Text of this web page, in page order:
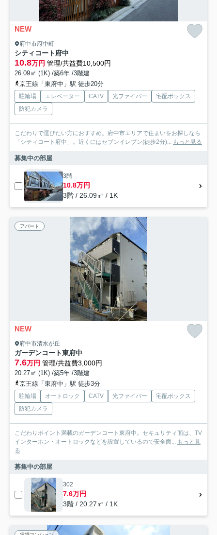
NEW
府中市府中町
シティコート府中
10.8万円 管理/共益費10,500円
26.09㎡ (1K) /築6年 /3階建
京王線「東府中」駅 徒歩20分
駐輪場 エレベーター CATV 光ファイバー
宅配ボックス
防犯カメラ
こだわりで選びたい方におすすめ。府中市エリアで住まいをお探しなら
「シティコート府中」。近くにはセブンイレブン(徒歩2分)... もっと見る
募集中の部屋
3階
10.8万円
3階 / 26.09㎡ / 1K
アパート
NEW
府中市清水が丘
ガーデンコート東府中
7.6万円 管理/共益費3,000円
20.27㎡ (1K) /築5年 /3階建
京王線「東府中」駅 徒歩3分
駐輪場 オートロック CATV 光ファイバー
宅配ボックス
防犯カメラ
こだわりポイント満載のガーデンコート東府中。セキュリティ面は、TV
インターホン・オートロックなどを設置しているので安全面... もっと見
る
募集中の部屋
302
7.6万円
3階 / 20.27㎡ / 1K